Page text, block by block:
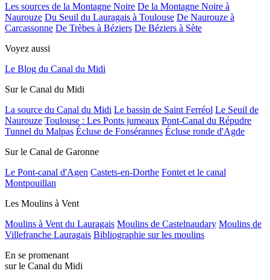
Les sources de la Montagne Noire De la Montagne Noire à
Naurouze Du Seuil du Lauragais à Toulouse De Naurouze à
Carcassonne De Trèbes à Béziers De Béziers à Sète
Voyez aussi
Le Blog du Canal du Midi
Sur le Canal du Midi
La source du Canal du Midi Le bassin de Saint Ferréol Le Seuil de
Naurouze Toulouse : Les Ponts jumeaux Pont-Canal du Répudre
Tunnel du Malpas Écluse de Fonsérannes Écluse ronde d'Agde
Sur le Canal de Garonne
Le Pont-canal d'Agen Castets-en-Dorthe Fontet et le canal
Montpouillan
Les Moulins à Vent
Moulins à Vent du Lauragais Moulins de Castelnaudary Moulins de
Villefranche Lauragais Bibliographie sur les moulins
En se promenant
sur le Canal du Midi